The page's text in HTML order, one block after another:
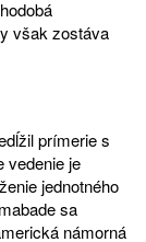
však zostáva
prímerie s
vedenie je
jednotného
sa
námorná